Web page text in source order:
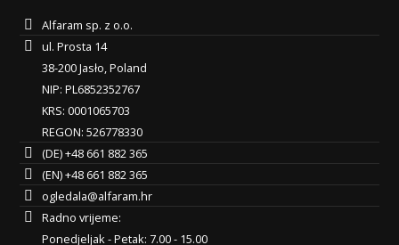
Alfaram sp. z o.o.
ul. Prosta 14
38-200 Jasło, Poland
NIP: PL6852352767
KRS: 0001065703
REGON: 526778330
(DE) +48 661 882 365
(EN) +48 661 882 365
ogledala@alfaram.hr
Radno vrijeme:
Ponedjeljak - Petak: 7.00 - 15.00